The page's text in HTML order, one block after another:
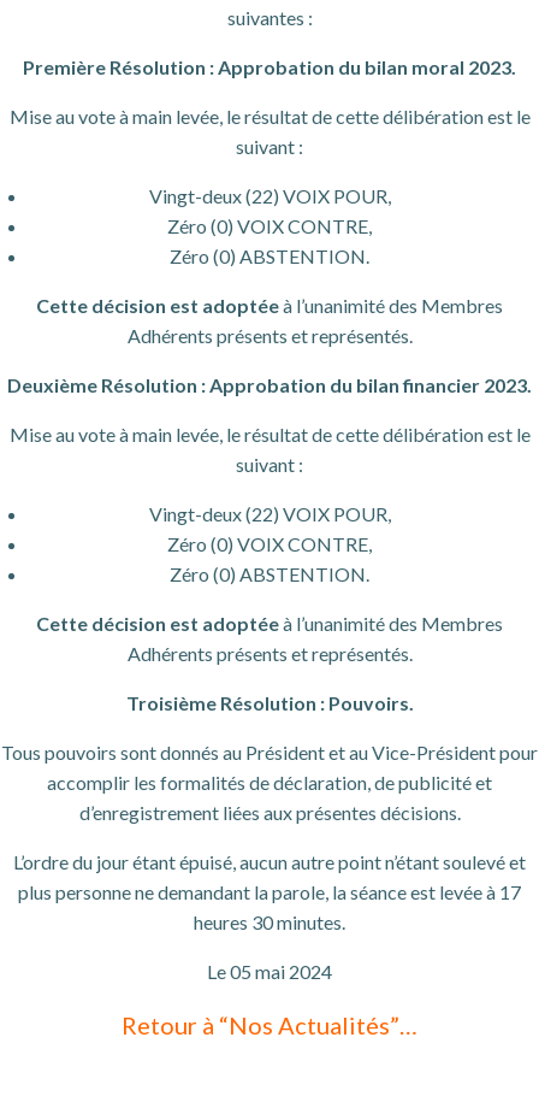
suivantes :
Première Résolution : Approbation du bilan moral 2023.
Mise au vote à main levée, le résultat de cette délibération est le
suivant :
Vingt-deux (22) VOIX POUR,
Zéro (0) VOIX CONTRE,
Zéro (0) ABSTENTION.
Cette décision est adoptéeà l’unanimité des Membres
Adhérents présents et représentés.
Deuxième Résolution : Approbation du bilan financier 2023.
Mise au vote à main levée, le résultat de cette délibération est le
suivant :
Vingt-deux (22) VOIX POUR,
Zéro (0) VOIX CONTRE,
Zéro (0) ABSTENTION.
Cette décision est adoptéeà l’unanimité des Membres
Adhérents présents et représentés.
Troisième Résolution : Pouvoirs.
Tous pouvoirs sont donnés au Président et au Vice-Président pour
accomplir les formalités de déclaration, de publicité et
d’enregistrement liées aux présentes décisions.
L’ordre du jour étant épuisé, aucun autre point n’étant soulevé et
plus personne ne demandant la parole, la séance est levée à 17
heures 30 minutes.
Le 05 mai 2024
Retour à “Nos Actualités”…